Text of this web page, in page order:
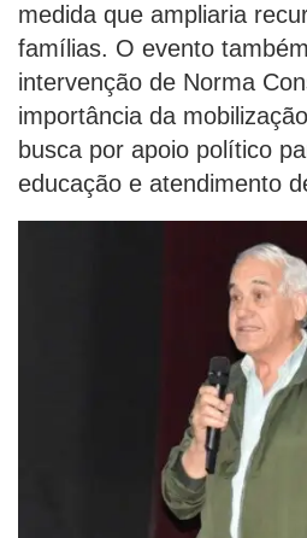
medida que ampliaria
famílias. O evento
intervenção de Norma
importância da
busca por apoio político
educação e atendimento